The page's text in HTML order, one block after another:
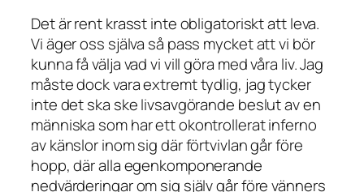
Det är rent krasst inte obligatoriskt att leva.
Vi äger oss själva så pass mycket att vi bör
kunna få välja vad vi vill göra med våra liv. Jag
måste dock vara extremt tydlig, jag tycker
inte det ska ske livsavgörande beslut av en
människa som har ett okontrollerat inferno
av känslor inom sig där förtvivlan går före
hopp, där alla egenkomponerande
nedvärderingar om sig själv går före vänners